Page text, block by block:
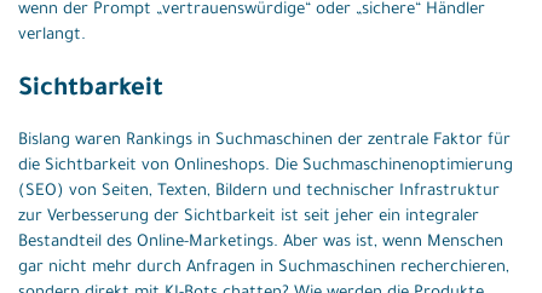
wenn der Prompt „vertrauenswürdige“ oder „sichere“ Händler
verlangt.
Sichtbarkeit
Bislang waren Rankings in Suchmaschinen der zentrale Faktor für
die Sichtbarkeit von Onlineshops. Die Suchmaschinenoptimierung
(SEO) von Seiten, Texten, Bildern und technischer Infrastruktur
zur Verbesserung der Sichtbarkeit ist seit jeher ein integraler
Bestandteil des Online-Marketings. Aber was ist, wenn Menschen
gar nicht mehr durch Anfragen in Suchmaschinen recherchieren,